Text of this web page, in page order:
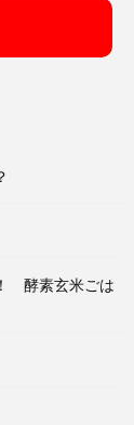
酵素玄米ごは